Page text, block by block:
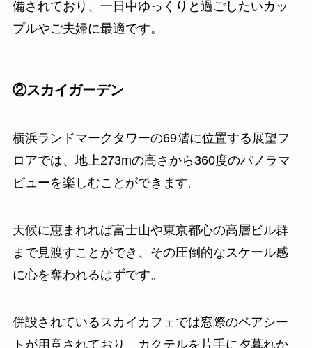
備されており、一日中ゆっくりと過ごしたいカッ
プルやご夫婦に最適です。
②スカイガーデン
横浜ランドマークタワーの69階に位置する展望フ
ロアでは、地上273mの高さから360度のパノラマ
ビューを楽しむことができます。
天候に恵まれれば富士山や東京都心の高層ビル群
まで見渡すことができ、その圧倒的なスケール感
に心を奪われるはずです。
併設されているスカイカフェでは窓際のペアシー
トが用意されており、カクテルを片手に夕暮れか